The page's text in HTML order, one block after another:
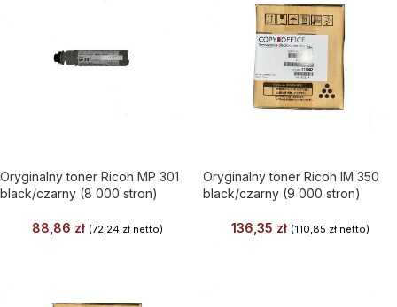
Oryginalny toner Ricoh MP 301
black/czarny (8 000 stron)
88,86 zł (72,24 złnetto)
Oryginalny toner Ricoh IM 350
black/czarny (9 000 stron)
136,35 zł (110,85 złnetto)